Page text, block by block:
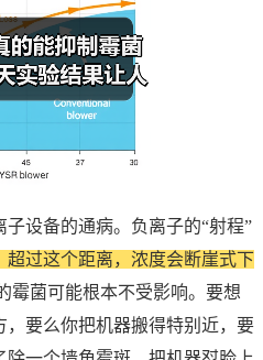
设备的通病。负离子的“射程”
超过这个距离，浓度会断崖式下
霉菌可能根本不受影响。要想
要么你把机器搬得特别近，要